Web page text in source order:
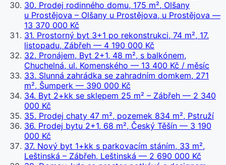
30. Prodej rodinného domu, 175 m², Olšany
u Prostějova – Olšany u Prostějova, u Prostějova —
13 370 000 Kč
31. Prostorný byt 3+1 po rekonstrukci, 74 m², 17.
listopadu, Zábřeh — 4 190 000 Kč
32. Pronájem, Byt 2+1, 48 m², s balkónem,
Chuchelná, ul. Komenského — 13 400 Kč / měsíc
33. Slunná zahrádka se zahradním domkem, 271
m², Šumperk — 390 000 Kč
34. Byt 2+kk se sklepem 25 m² – Zábřeh — 2 340
000 Kč
35. Prodej chaty 47 m², pozemek 834 m², Pstruží
36. Prodej bytu 2+1, 68 m², Český Těšín — 3 190
000 Kč
37. Nový byt 1+kk s parkovacím stáním, 33 m²,
Leštinská – Zábřeh, Leštinská — 2 690 000 Kč